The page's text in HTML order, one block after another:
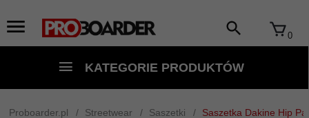
0
KATEGORIE PRODUKTÓW
Proboarder.pl Streetwear Saszetki Saszetka Dakine Hip